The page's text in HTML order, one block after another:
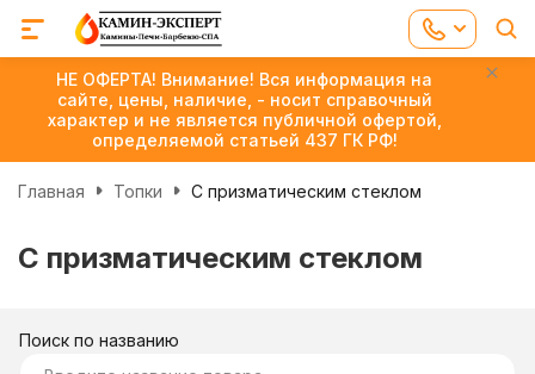
НЕ ОФЕРТА! Внимание! Вся информация на
сайте, цены, наличие, - носит справочный
характер и не является публичной офертой,
определяемой статьей 437 ГК РФ!
Главная Топки С призматическим стеклом
С призматическим стеклом
Поиск по названию